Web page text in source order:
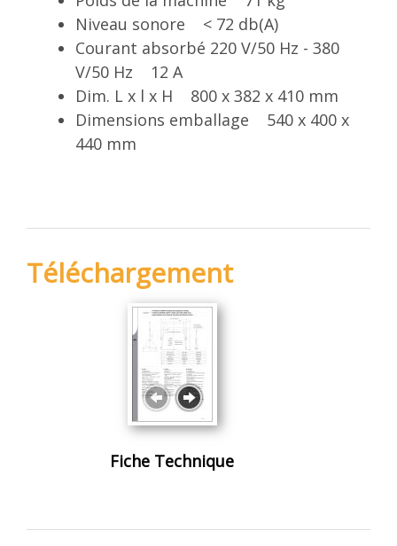
Niveau sonore < 72 db(A)
Courant absorbé 220 V/50 Hz - 380
V/50 Hz 12 A
Dim. L x l x H 800 x 382 x 410 mm
Dimensions emballage 540 x 400 x
440 mm
Téléchargement
Fiche Technique